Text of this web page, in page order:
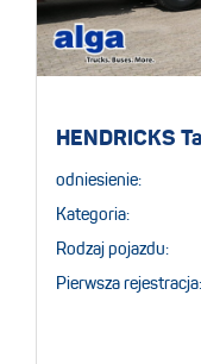
HENDRICKS
odniesienie:
Kategoria:
Rodzaj pojazdu:
Pierwsza rejestracja: